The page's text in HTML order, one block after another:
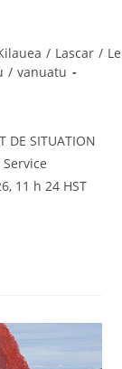
/ Lascar / Le
/ vanuatu
SITUATION
Service
11 h 24 HST